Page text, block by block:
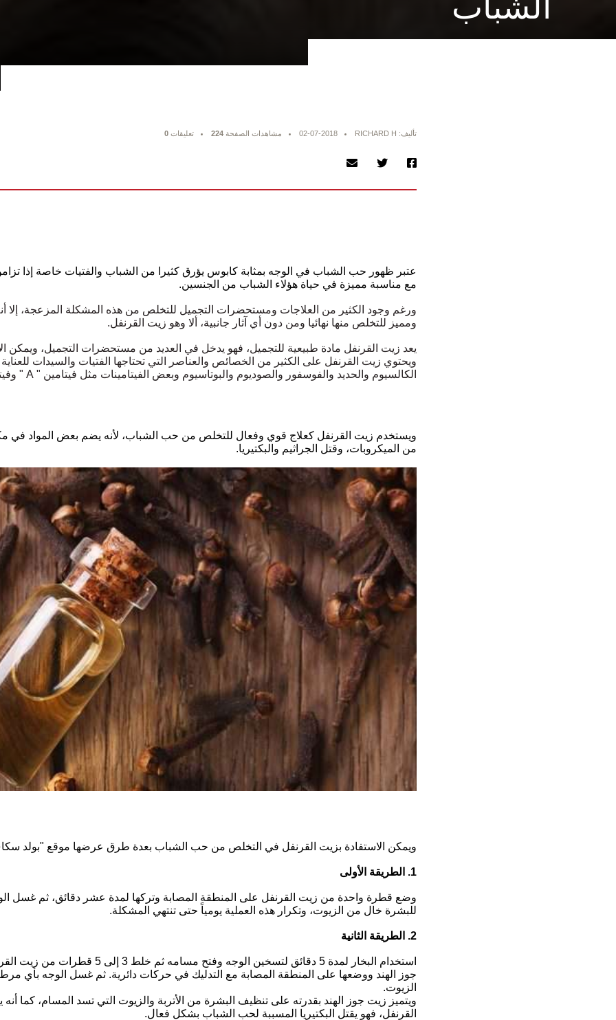
الشباب
تأليف: RICHARD H 02-07-2018 مشاهدات الصفحة 224 تعليقات 0
عتبر ظهور حب الشباب في الوجه بمثابة كابوس يؤرق كثيرا من الشباب والفتيات خاصة إذا
مع مناسبة مميزة في حياة هؤلاء الشباب من الجنسين.
ورغم وجود الكثير من العلاجات ومستحضرات التجميل للتخلص من هذه المشكلة المزعجة،
ومميز للتخلص منها نهائيا ومن دون أي آثار جانبية، ألا وهو زيت القرنفل.
يعد زيت القرنفل مادة طبيعية للتجميل، فهو يدخل في العديد من مستحضرات التجميل، ويمكن
ويحتوي زيت القرنفل على الكثير من الخصائص والعناصر التي تحتاجها الفتيات والسيدات
الكالسيوم والحديد والفوسفور والصوديوم والبوتاسيوم وبعض الفيتامينات مثل فيتامين " A " وفيتامين "C ".
ويستخدم زيت القرنفل كعلاج قوي وفعال للتخلص من حب الشباب، لأنه يضم بعض المواد في
من الميكروبات، وقتل الجراثيم والبكتيريا.
ويمكن الاستفادة بزيت القرنفل في التخلص من حب الشباب بعدة طرق عرضها موقع "بولد
1. الطريقة الأولى
وضع قطرة واحدة من زيت القرنفل على المنطقة المصابة وتركها لمدة عشر دقائق، ثم غسل
للبشرة خال من الزيوت، وتكرار هذه العملية يومياً حتى تنتهي المشكلة.
2. الطريقة الثانية
استخدام البخار لمدة 5 دقائق لتسخين الوجه
جوز الهند ووضعها على المنطقة المصابة مع التدليك في حركات دائرية. ثم غسل الوجه بأي
الزيوت.
ويتميز زيت جوز الهند بقدرته على تنظيف البشرة من الأتربة والزيوت التي تسد المسام، كما
القرنفل، فهو يقتل البكتيريا المسببة لحب الشباب بشكل فعال.